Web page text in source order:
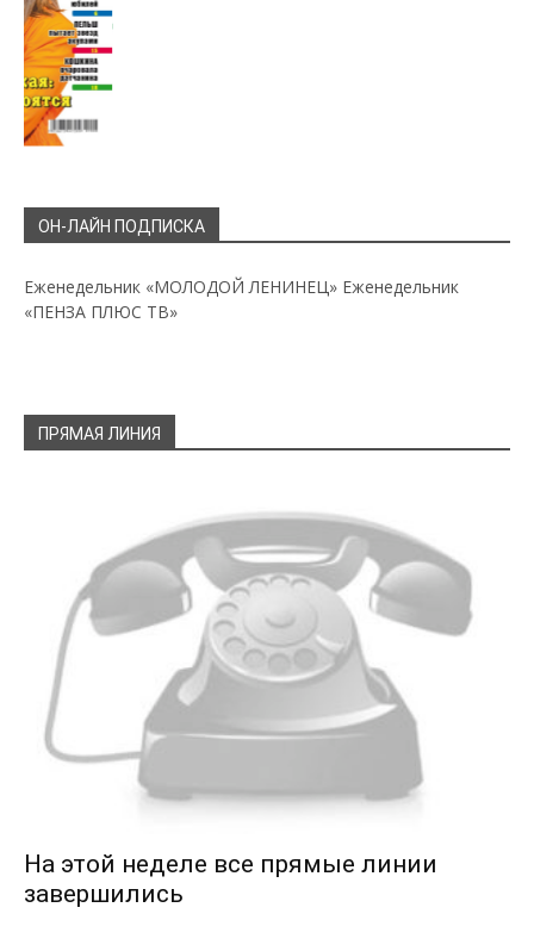
ОН-ЛАЙН ПОДПИСКА
Еженедельник «МОЛОДОЙ ЛЕНИНЕЦ» Еженедельник
«ПЕНЗА ПЛЮС ТВ»
ПРЯМАЯ ЛИНИЯ
На этой неделе все прямые линии
завершились